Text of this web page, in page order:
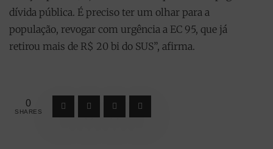
dívida pública. É preciso ter um olhar para a
população, revogar com urgência a EC 95, que já
retirou mais de R$ 20 bi do SUS”, afirma.
0
SHARES